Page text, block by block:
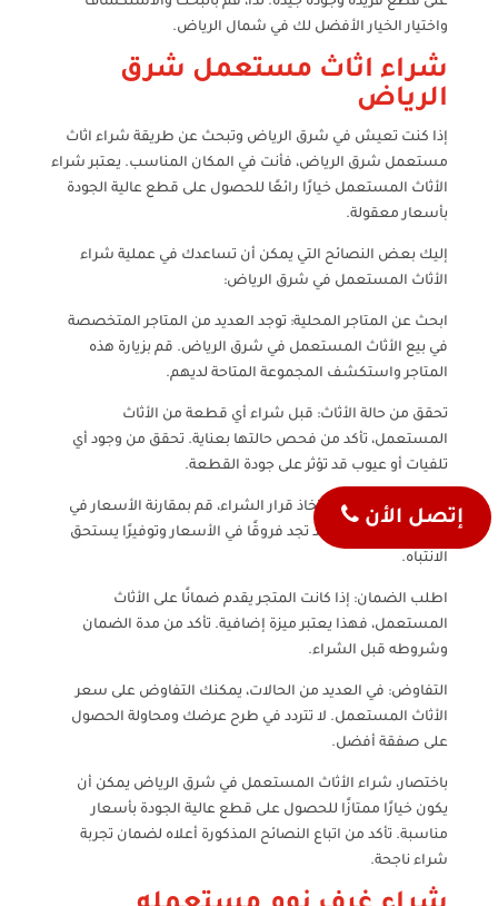
واختيار الخيار الأفضل لك في شمال الرياض.
شراء اثاث مستعمل شرق
الرياض
إذا كنت تعيش في شرق الرياض وتبحث عن طريقة شراء اثاث
مستعمل شرق الرياض، فأنت في المكان المناسب. يعتبر شراء
الأثاث المستعمل خيارًا رائعًا للحصول على قطع عالية الجودة
بأسعار معقولة.
إليك بعض النصائح التي يمكن أن تساعدك في عملية شراء
الأثاث المستعمل في شرق الرياض:
ابحث عن المتاجر المحلية: توجد العديد من المتاجر المتخصصة
في بيع الأثاث المستعمل في شرق الرياض. قم بزيارة هذه
المتاجر واستكشف المجموعة المتاحة لديهم.
تحقق من حالة الأثاث: قبل شراء أي قطعة من الأثاث
المستعمل، تأكد من فحص حالتها بعناية. تحقق من وجود أي
تلفيات أو عيوب قد تؤثر على جودة القطعة.
قارن الأسعار: قبل اتخاذ قرار الشراء، قم بمقارنة الأسعار في
عدة متاجر مختلفة. قد تجد فروقًا في الأسعار وتوفيرًا يستحق
الانتباه.
اطلب الضمان: إذا كانت المتجر يقدم ضمانًا على الأثاث
المستعمل، فهذا يعتبر ميزة إضافية. تأكد من مدة الضمان
وشروطه قبل الشراء.
التفاوض: في العديد من الحالات، يمكنك التفاوض على سعر
الأثاث المستعمل. لا تتردد في طرح عرضك ومحاولة الحصول
على صفقة أفضل.
باختصار، شراء الأثاث المستعمل في شرق الرياض يمكن أن
يكون خيارًا ممتازًا للحصول على قطع عالية الجودة بأسعار
مناسبة. تأكد من اتباع النصائح المذكورة أعلاه لضمان تجربة
شراء ناجحة.
إتصل الأن